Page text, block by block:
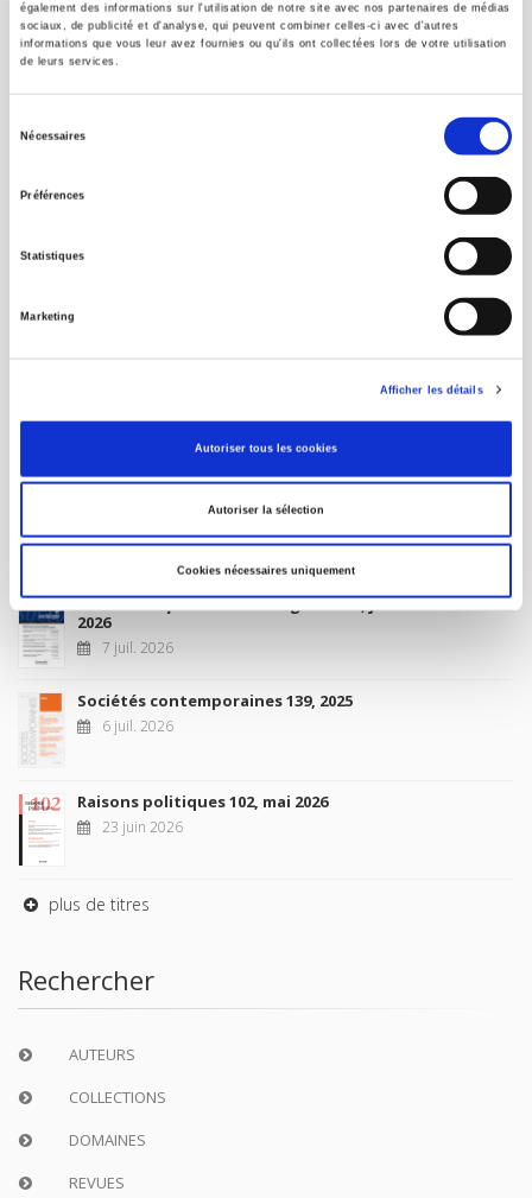
également des informations sur l'utilisation de notre site avec nos partenaires de médias
sociaux, de publicité et d'analyse, qui peuvent combiner celles-ci avec d'autres
informations que vous leur avez fournies ou qu'ils ont collectées lors de votre utilisation
de leurs services.
Nécessaires
Préférences
Statistiques
Marketing
Afficher les détails
Autoriser tous les cookies
Autoriser la sélection
Cookies nécessaires uniquement
CONTACTS
FOREIGN RIGHTS
POUR LES LIBRAIRES
CONDITIONS GÉNÉRALES
À paraître
Revue française de science politique 76-2, avril-juin
10 juil. 2026
Revue française de sociologie 66 3/4, juillet-décembre
2026
7 juil. 2026
Sociétés contemporaines 139, 2025
6 juil. 2026
Raisons politiques 102, mai 2026
23 juin 2026
plus de titres
Rechercher
AUTEURS
COLLECTIONS
DOMAINES
REVUES